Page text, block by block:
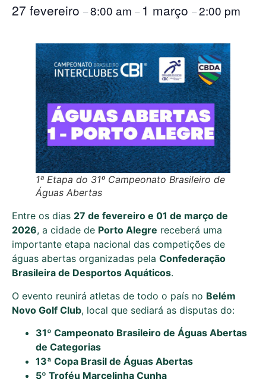
27 fevereiro –8:00 am – 1 março –2:00 pm
1ª Etapa do 31º Campeonato Brasileiro de
Águas Abertas
Entre os dias 27 de fevereiro e 01 de março de
2026, a cidade de Porto Alegre receberá uma
importante etapa nacional das competições de
águas abertas organizadas pela Confederação
Brasileira de Desportos Aquáticos.
O evento reunirá atletas de todo o país no Belém
Novo Golf Club, local que sediará as disputas do:
31º Campeonato Brasileiro de Águas Abertas
de Categorias
13ª Copa Brasil de Águas Abertas
5º Troféu Marcelinha Cunha